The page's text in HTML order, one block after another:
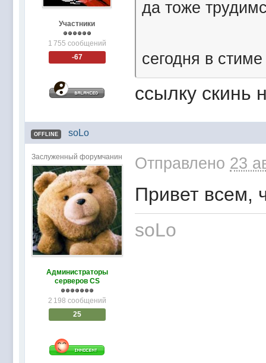
Участники
1 755 сообщений
-67
да тоже
сегодня в
ссылку скинь
OFFLINE soLo
Заслуженный форумчанин
Администраторы
серверов CS
2 198 сообщений
25
Отправлено 23
Привет всем,
soLo